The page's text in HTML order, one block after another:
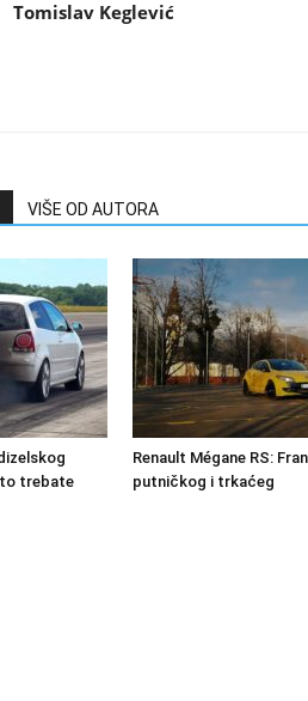
Tomislav Keglević
VIŠE OD AUTORA
trebate
Renault Mégane RS:
putničkog i trkaćeg